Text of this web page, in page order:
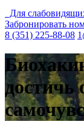
Для
Забронировать
8 (351) 225-88-08
достичь